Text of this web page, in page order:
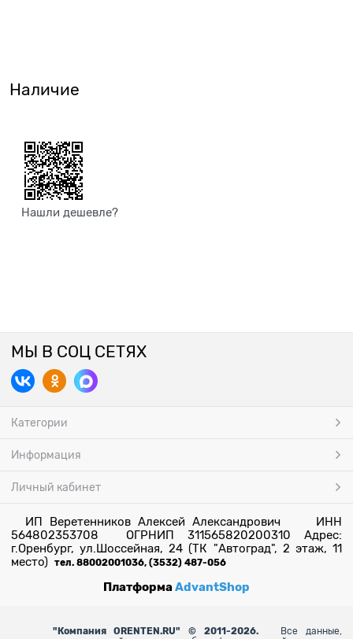
Наличие
Нашли дешевле?
МЫ В СОЦ СЕТЯХ
Категории
Информация
Личный кабинет
ИП Веретенников Алексей Александрович ИНН
564802353708 ОГРНИП 311565820200310 Адрес:
г.Оренбург, ул.Шоссейная, 24 (ТК "Автоград", 2 этаж, 11
место) тел. 88002001036, (3532) 487-056
ПлатформаAdvantShop
" Компания ORENTEN.RU" © 2011-2026.
Все данные,